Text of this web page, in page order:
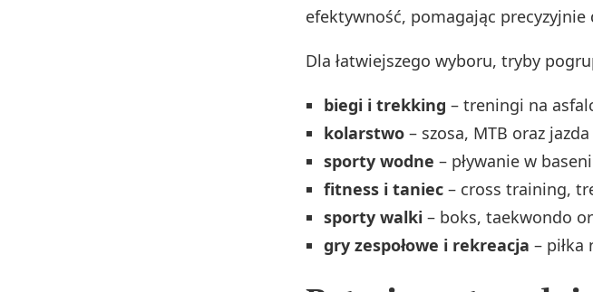
efektywność, pomagając precyzyjnie
Dla łatwiejszego wyboru, tryby
biegi i trekking – treningi na
kolarstwo – szosa, MTB oraz
sporty wodne – pływanie w
fitness i taniec – cross training,
sporty walki – boks, taekwondo
gry zespołowe i rekreacja –